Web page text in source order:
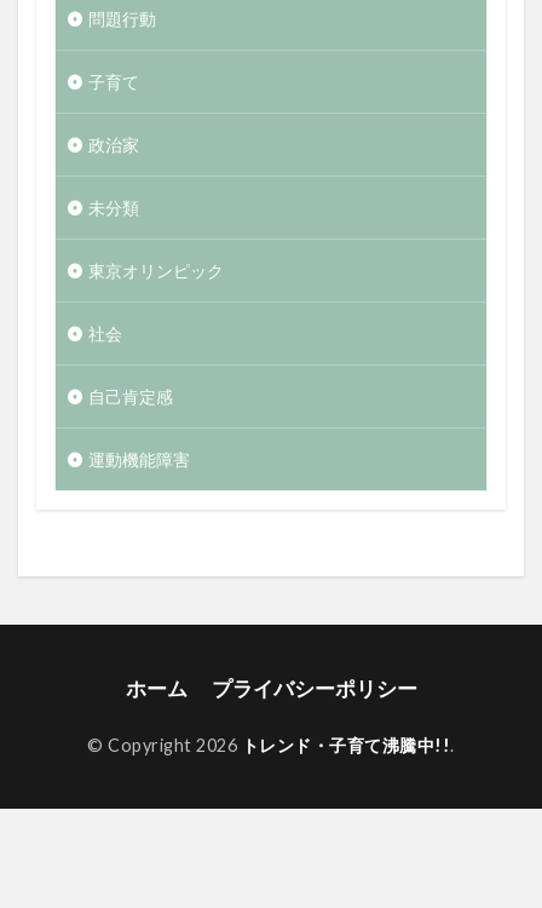
問題行動
子育て
政治家
未分類
東京オリンピック
社会
自己肯定感
運動機能障害
ホーム プライバシーポリシー
© Copyright 2026 トレンド・子育て沸騰中!!.